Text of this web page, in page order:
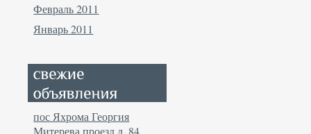
Февраль 2011
Январь 2011
пос Яхрома Георгия
Митерева проезд д. 84